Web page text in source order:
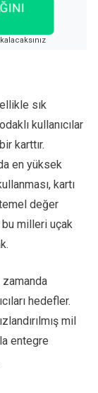
sık
kullanıcılar
karttır.
en yüksek
kartı
değer
milleri uçak
zamanda
hedefler.
mil
entegre